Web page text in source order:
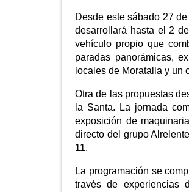
Desde este sábado 27
desarrollará hasta el 2
vehículo propio que
paradas panorámicas,
locales de Moratalla y un
Otra de las propuestas
la Santa. La jornada
exposición de
directo del grupo
11.
La programación se
través de experiencias